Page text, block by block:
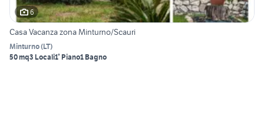
6
Casa Vacanza zona Minturno/Scauri
Minturno(LT)
50 mq3 Locali1° Piano1 Bagno